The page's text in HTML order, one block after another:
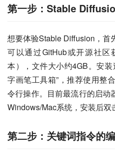
第一步：Stable
想要体验Stable Diffusion，首
可以通过GitHub或开源社区
本），文件大小约4GB。安
字画笔工具箱”，推荐使用整
令行操作。目前最流行的启动
Windows/Mac系统，安装后双
第二步：关键词指令的